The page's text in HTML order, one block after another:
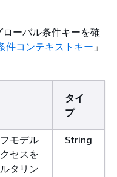
ーバル条件キーを確
件コンテキストキー 」
タイ
プ
モデル
セスを
タリン
String